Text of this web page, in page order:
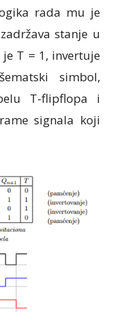
rada mu je
stanje u
T = 1, invertuje
simbol,
T-flipflopa i
signala koji